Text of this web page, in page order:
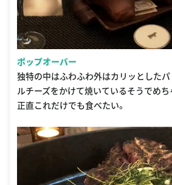
ポップオーバー
独特の中はふわふわ外はカリッとした
ルチーズをかけて焼いているそうでめち
正直これだけでも食べたい。